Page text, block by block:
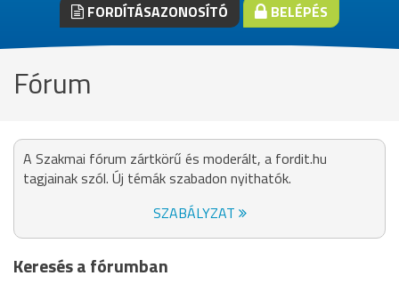
FORDÍTÁSAZONOSÍTÓ BELÉPÉS
Fórum
A Szakmai fórum zártkörű és moderált, a fordit.hu
tagjainak szól. Új témák szabadon nyithatók.
SZABÁLYZAT
Keresés a fórumban